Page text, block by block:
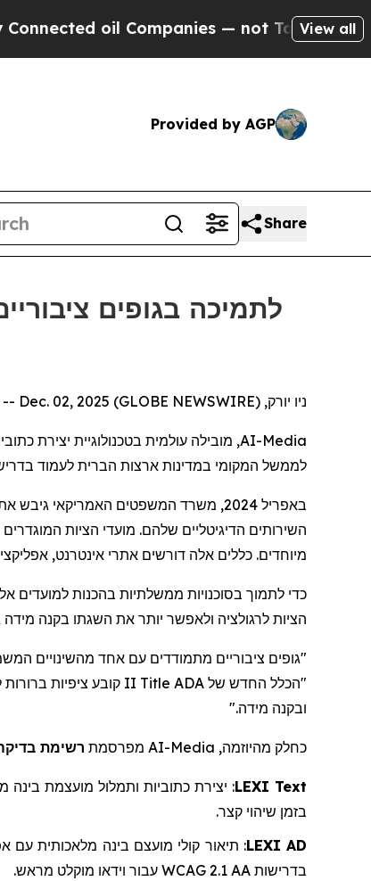
oil Companies — not Taxpayers — the
View all
Provided by AGP
Share
ניו יורק, Dec. 02, 2025 (GLOBE NEWSWIRE) --
AI-Media, מובילה עולמית בטכנולוגיית יצירת
לממשל המקומי במדינות ארצות הברית לעמוד
באפריל 2024, משרד המשפטים האמריקאי גיבש את
השירותים הדיגיטליים שלהם. מועדי הציות
מיוחדים. כללים אלה דורשים אתרי אינטרנט,
כדי לתמוך בסוכנויות ממשלתיות בהכנות למועדים
הציות לרגולציה ולאפשר יותר את השגתו בקנה מידה
"גופים ציבוריים מתמודדים עם אחד מהשינויים
"הכלל החדש של ADA
Title
ובקנה מידה."
כחלק מהיוזמה, AI-Media מפרסמת רשימת בדיקה בת 10 נקודות
LEXI Text
: יצירת כתוביות ותמלול מועצמת בינה
בזמן שיהוי קצר.
LEXI AD
: תיאור קולי מועצם בינה מלאכותית עם
בדרישות WCAG 2.1 AA עבור וידאו מוקלט מראש.